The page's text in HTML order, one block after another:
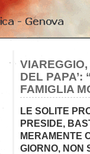
DEL PAPA’:
FAMIGLIA
LE SOLITE
PRESIDE,
MERAMENTE
GIORNO, NON